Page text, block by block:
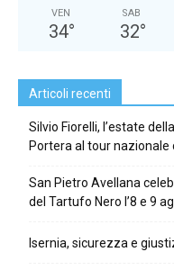
VEN
34°
SAB
32°
Articoli recenti
Silvio Fiorelli, l’estate
Portera al tour nazionale
San Pietro Avellana
del Tartufo Nero l’8 e 9
Isernia, sicurezza e